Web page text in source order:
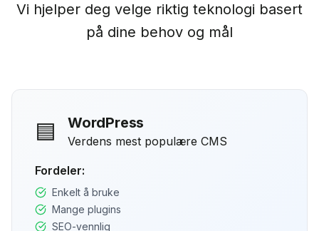
Vi hjelper deg velge riktig teknologi basert
på dine behov og mål
🟦 WordPress
Verdens mest populære CMS
Fordeler:
Enkelt å bruke
Mange plugins
SEO-vennlig